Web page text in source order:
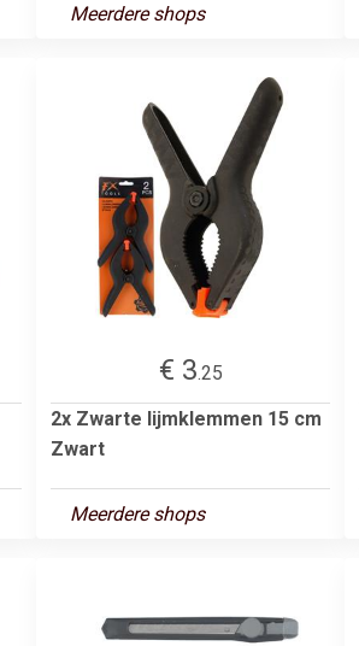
Meerdere shops
€ 3.25
2x Zwarte lijmklemmen 15 cm
Zwart
Meerdere shops